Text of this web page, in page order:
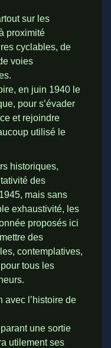
sur les
proximité
cyclables, de
voies
en juin 1940 le
pour s’évader
et rejoindre
utilisé le
historiques,
des
mais sans
exhaustivité, les
proposés ici
des
contemplatives,
tous les
avec l’histoire de
une sortie
utilement ses